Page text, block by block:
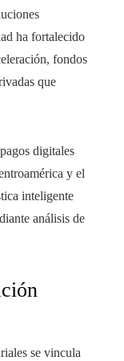
ha fortalecido
fondos
que
digitales
y el
inteligente
análisis de
se vincula